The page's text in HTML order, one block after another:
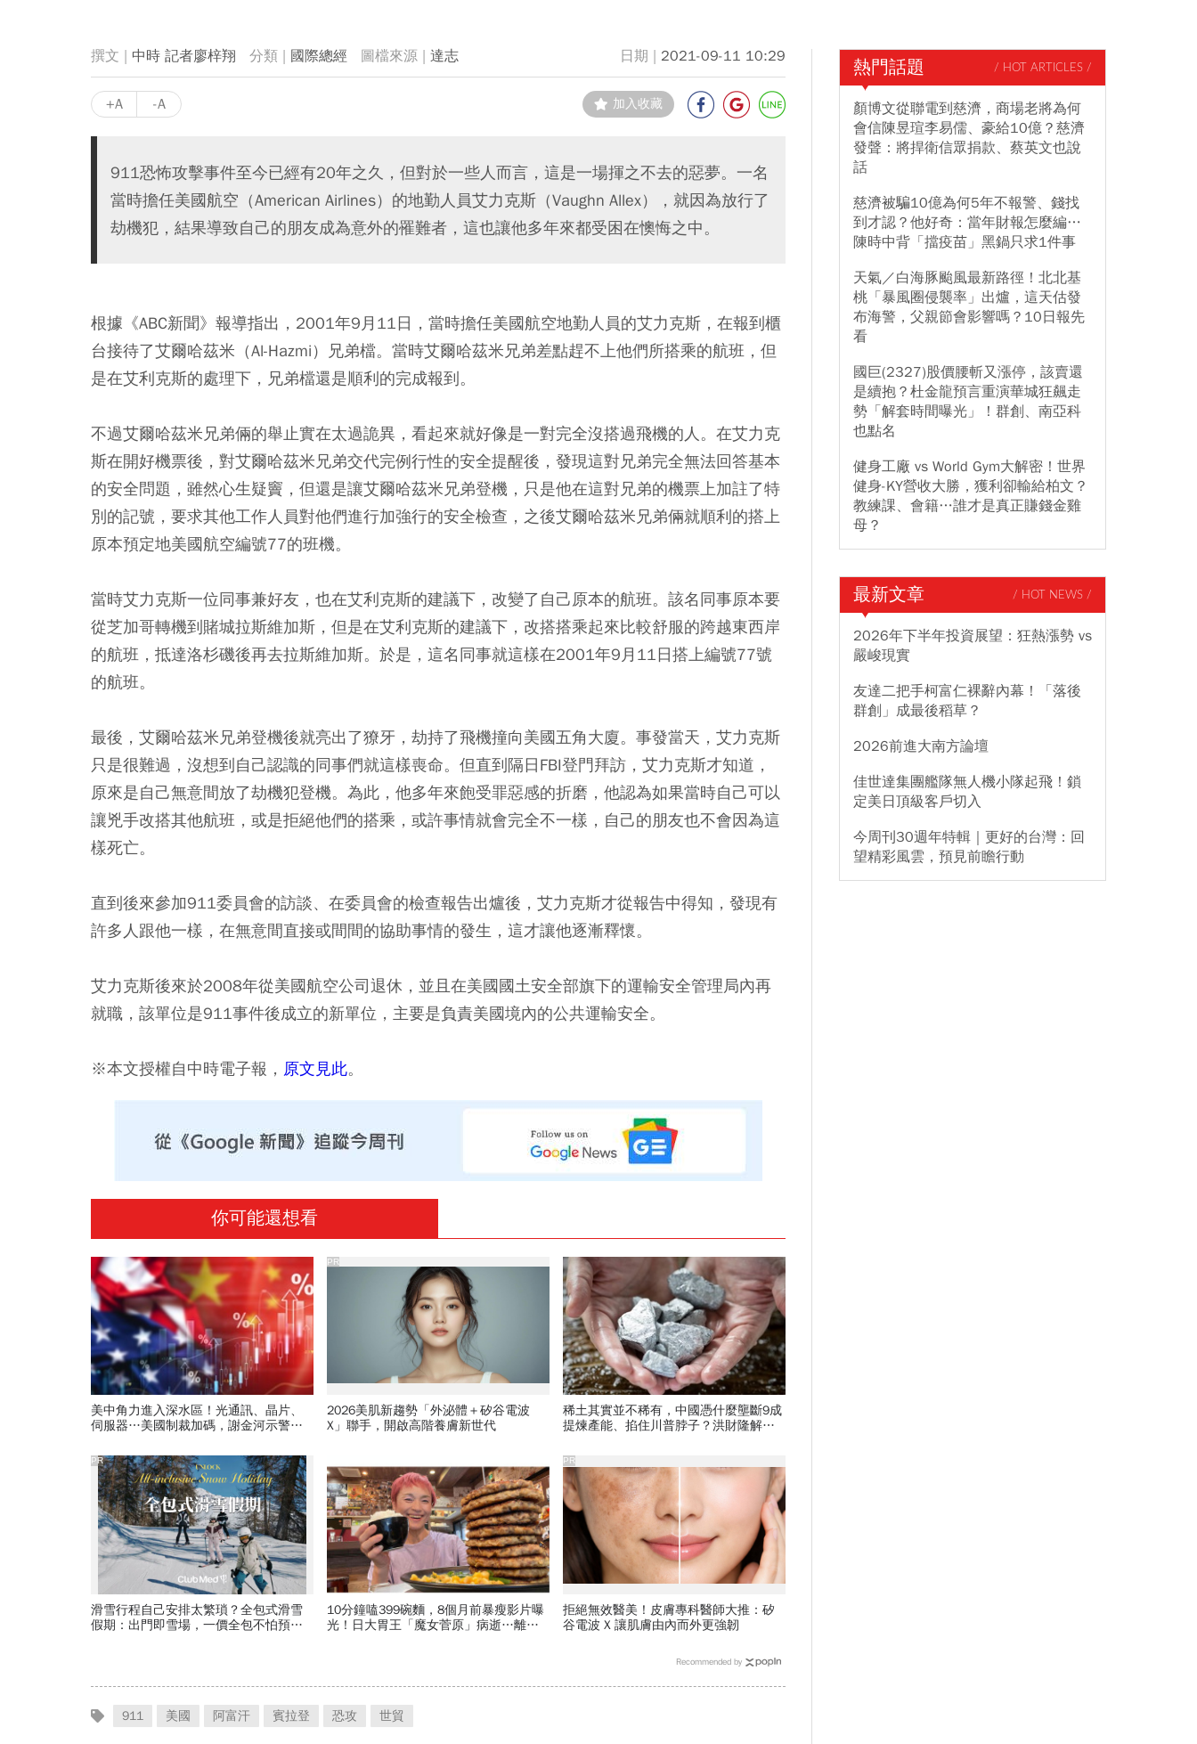
中時 記者廖梓翔 國際總經 達志 2021-09-11 10:29
+A -A 加入收藏
911恐怖攻擊事件至今已經有20年之久，但對於一些人而言，這是一場揮之不去的惡夢。一名
當時擔任美國航空（American Airlines）的地勤人員艾力克斯（Vaughn Allex），就因為放行了
劫機犯，結果導致自己的朋友成為意外的罹難者，這也讓他多年來都受困在懊悔之中。
根據《ABC新聞》報導指出，2001年9月11日，當時擔任美國航空地勤人員的艾力克斯，在報到櫃
台接待了艾爾哈茲米（Al-Hazmi）兄弟檔。當時艾爾哈茲米兄弟差點趕不上他們所搭乘的航班，但
是在艾利克斯的處理下，兄弟檔還是順利的完成報到。
不過艾爾哈茲米兄弟倆的舉止實在太過詭異，看起來就好像是一對完全沒搭過飛機的人。在艾力克
斯在開好機票後，對艾爾哈茲米兄弟交代完例行性的安全提醒後，發現這對兄弟完全無法回答基本
的安全問題，雖然心生疑竇，但還是讓艾爾哈茲米兄弟登機，只是他在這對兄弟的機票上加註了特
別的記號，要求其他工作人員對他們進行加強行的安全檢查，之後艾爾哈茲米兄弟倆就順利的搭上
原本預定地美國航空編號77的班機。
當時艾力克斯一位同事兼好友，也在艾利克斯的建議下，改變了自己原本的航班。該名同事原本要
從芝加哥轉機到賭城拉斯維加斯，但是在艾利克斯的建議下，改搭搭乘起來比較舒服的跨越東西岸
的航班，抵達洛杉磯後再去拉斯維加斯。於是，這名同事就這樣在2001年9月11日搭上編號77號
的航班。
最後，艾爾哈茲米兄弟登機後就亮出了獠牙，劫持了飛機撞向美國五角大廈。事發當天，艾力克斯
只是很難過，沒想到自己認識的同事們就這樣喪命。但直到隔日FBI登門拜訪，艾力克斯才知道，
原來是自己無意間放了劫機犯登機。為此，他多年來飽受罪惡感的折磨，他認為如果當時自己可以
讓兇手改搭其他航班，或是拒絕他們的搭乘，或許事情就會完全不一樣，自己的朋友也不會因為這
樣死亡。
直到後來參加911委員會的訪談、在委員會的檢查報告出爐後，艾力克斯才從報告中得知，發現有
許多人跟他一樣，在無意間直接或間間的協助事情的發生，這才讓他逐漸釋懷。
艾力克斯後來於2008年從美國航空公司退休，並且在美國國土安全部旗下的運輸安全管理局內再
就職，該單位是911事件後成立的新單位，主要是負責美國境內的公共運輸安全。
※本文授權自中時電子報， 原文見此。
你可能還想看
美中角力進入深水區！光通訊、晶片、
伺服器…美國制裁加碼，謝金河示警台
2026美肌新趨勢「外泌體＋矽谷電波
X」聯手，開啟高階養膚新世代
PR
稀土其實並不稀有，中國憑什麼壟斷9成
提煉產能、掐住川普脖子？洪財隆解
滑雪行程自己安排太繁瑣？全包式滑雪
假期：出門即雪場，一價全包不怕預算
PR
10分鐘嗑399碗麵，8個月前暴瘦影片曝
光！日大胃王「魔女菅原」病逝…離婚
拒絕無效醫美！皮膚專科醫師大推：矽
谷電波 X 讓肌膚由內而外更強韌
PR
Recommended by
911 美國 阿富汗 賓拉登 恐攻 世貿
熱門話題 / HOT ARTICLES /
顏博文從聯電到慈濟，商場老將為何
會信陳昱瑄李易儒、豪給10億？慈濟
發聲：將捍衛信眾捐款、蔡英文也說
話
慈濟被騙10億為何5年不報警、錢找
到才認？他好奇：當年財報怎麼編…
陳時中背「擋疫苗」黑鍋只求1件事
天氣／白海豚颱風最新路徑！北北基
桃「暴風圈侵襲率」出爐，這天估發
布海警，父親節會影響嗎？10日報先
看
國巨(2327)股價腰斬又漲停，該賣還
是續抱？杜金龍預言重演華城狂飆走
勢「解套時間曝光」！群創、南亞科
也點名
健身工廠 vs World Gym大解密！世界
健身-KY營收大勝，獲利卻輸給柏文？
教練課、會籍…誰才是真正賺錢金雞
母？
最新文章 / HOT NEWS /
2026年下半年投資展望：狂熱漲勢 vs
嚴峻現實
友達二把手柯富仁裸辭內幕！「落後
群創」成最後稻草？
2026前進大南方論壇
佳世達集團艦隊無人機小隊起飛！鎖
定美日頂級客戶切入
今周刊30週年特輯｜更好的台灣：回
望精彩風雲，預見前瞻行動